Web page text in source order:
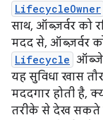
LifecycleOwner
साथ, ऑब्ज़र्वर को
मदद से, ऑब्ज़र्वर
Lifecycle
यह सुविधा खास
मददगार होती है,
तरीके से देख सकते हैं